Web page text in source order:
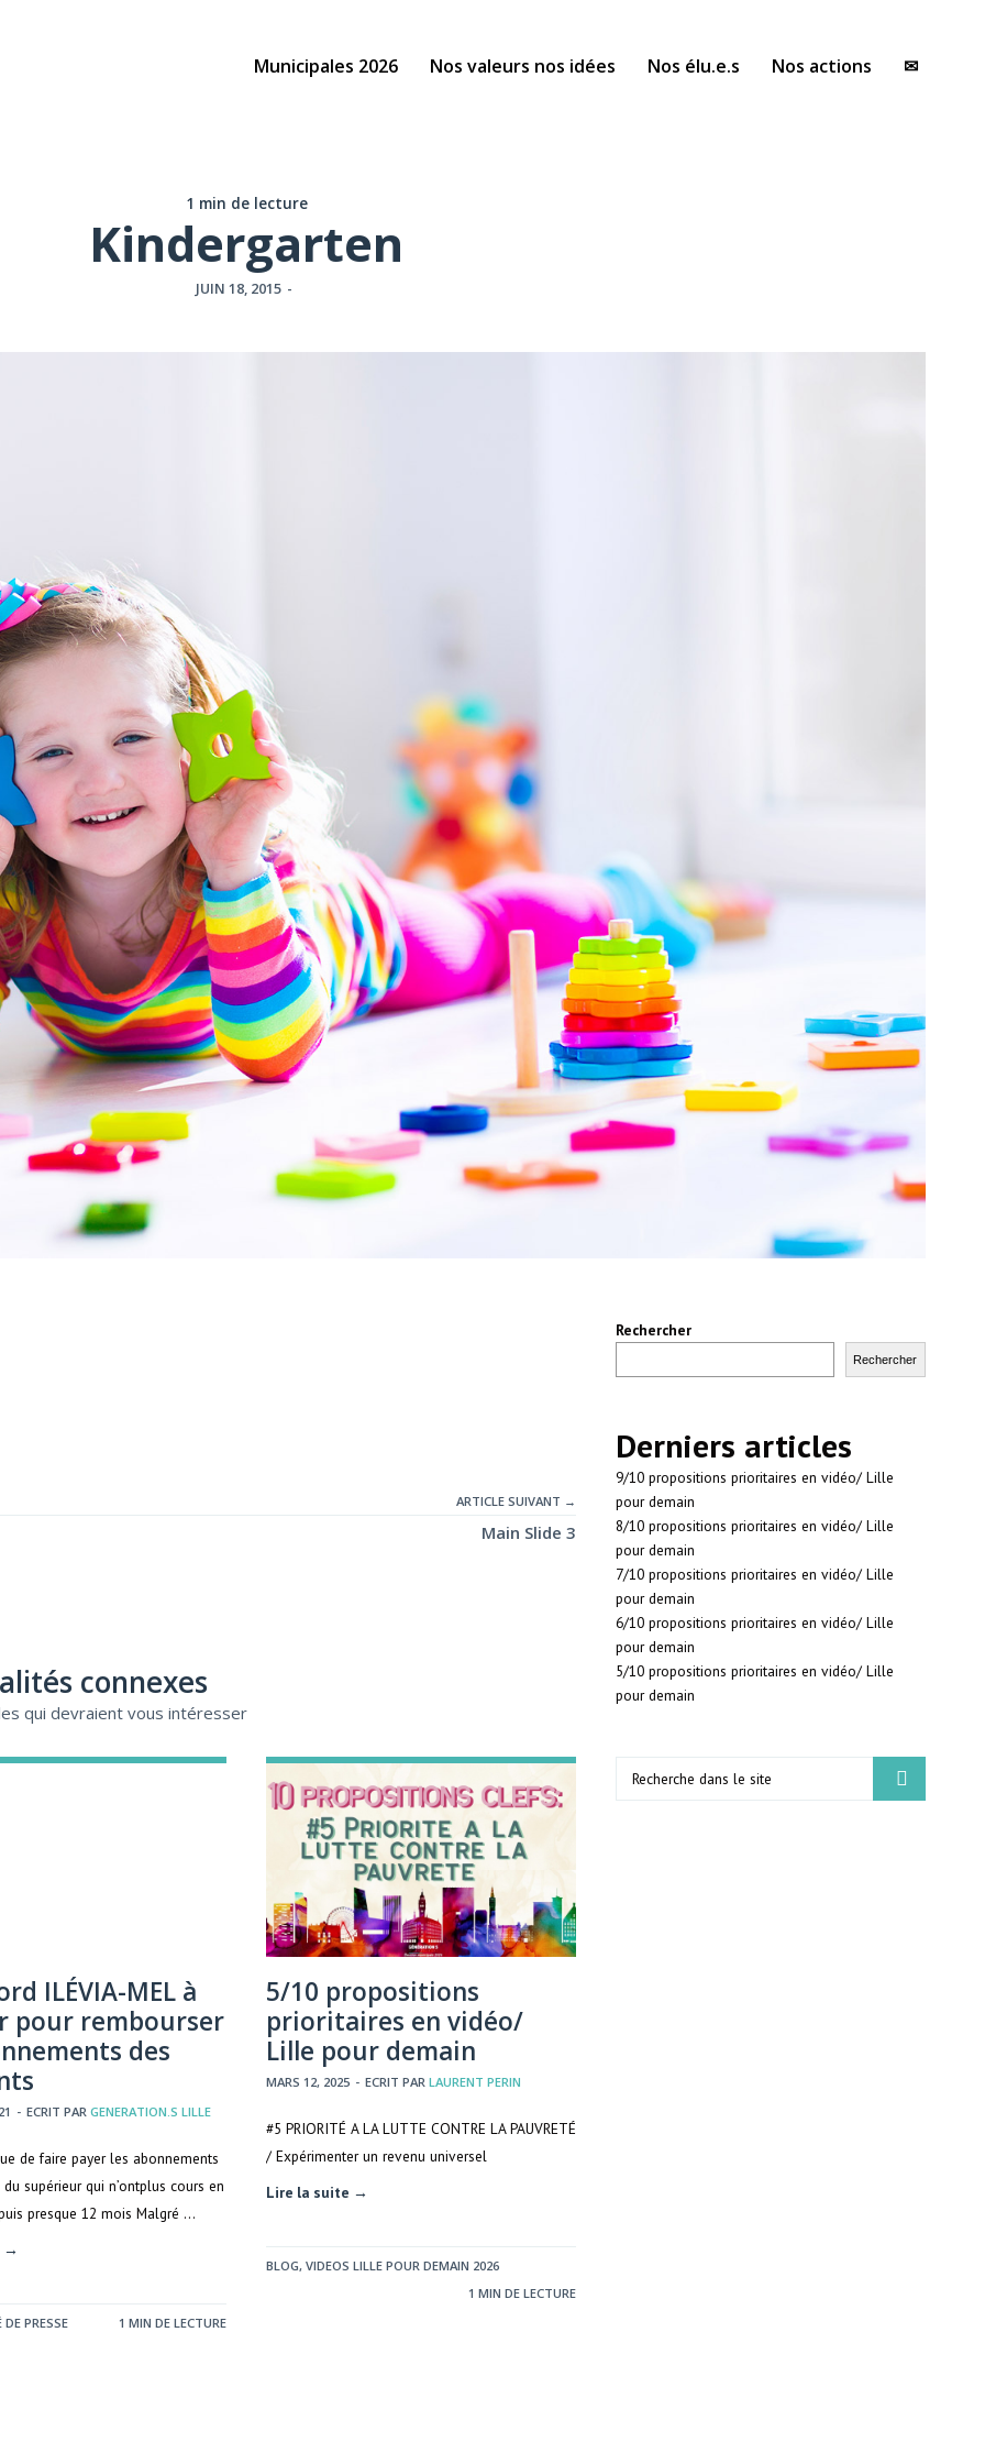
Municipales 2026 Nos valeurs nos idées Nos élu.e.s Nos actions ✉
1 min de lecture
Kindergarten
JUIN 18, 2015 -
ARTICLE SUIVANT →
Main Slide 3
connexes
qui devraient vous intéresser
ILÉVIA-MEL à
pour rembourser
des
- ECRIT PAR GENERATION.S LILLE
de faire payer les abonnements
supérieur qui n’ontplus cours en
presque 12 mois Malgré …
→
PRESSE 1 MIN DE LECTURE
5/10 propositions
prioritaires en vidéo/
Lille pour demain
MARS 12, 2025 - ECRIT PAR LAURENT PERIN
#5 PRIORITÉ A LA LUTTE CONTRE LA PAUVRETÉ
/ Expérimenter un revenu universel
Lire la suite →
BLOG, VIDEOS LILLE POUR DEMAIN 2026
1 MIN DE LECTURE
Rechercher
Rechercher
Derniers articles
9/10 propositions prioritaires en vidéo/ Lille
pour demain
8/10 propositions prioritaires en vidéo/ Lille
pour demain
7/10 propositions prioritaires en vidéo/ Lille
pour demain
6/10 propositions prioritaires en vidéo/ Lille
pour demain
5/10 propositions prioritaires en vidéo/ Lille
pour demain